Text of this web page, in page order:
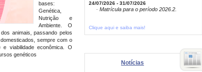
bases:
Genética,
Nutrição e
Ambiente. O
animais, passando pelos
sempre com o
viabilidade econômica. O
genéticos
24/07/2026 - 31/07/2026
· Matrícula para o período 2026.2.
Clique aqui e saiba mais!
Notícias